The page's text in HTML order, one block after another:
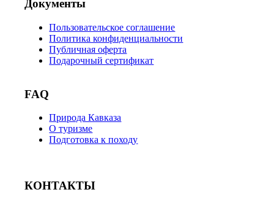
Документы
Пользовательское соглашение
Политика конфиденциальности
Публичная оферта
Подарочный сертификат
FAQ
Природа Кавказа
О туризме
Подготовка к походу
КОНТАКТЫ